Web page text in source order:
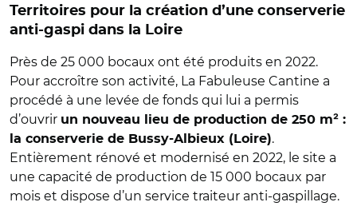
Territoires pour la création d’une conserverie
anti-gaspi dans la Loire
Près de 25 000 bocaux ont été produits en 2022.
Pour accroître son activité, La Fabuleuse Cantine a
procédé à une levée de fonds qui lui a permis
d’ouvrir un nouveau lieu de production de 250 m² :
la conserverie de Bussy-Albieux (Loire).
Entièrement rénové et modernisé en 2022, le site a
une capacité de production de 15 000 bocaux par
mois et dispose d’un service traiteur anti-gaspillage.